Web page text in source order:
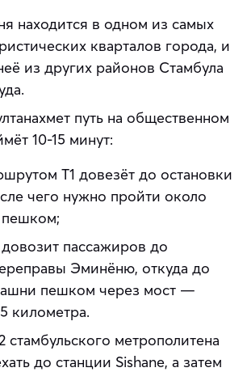
находится в одном из самых
кварталов города, и
из других районов Стамбула
путь на общественном
10-15 минут:
T1 довезёт до остановки
чего нужно пройти около
довозит пассажиров до
Эминёню, откуда до
пешком через мост —
километра.
метрополитена
до станции Sishane, а затем